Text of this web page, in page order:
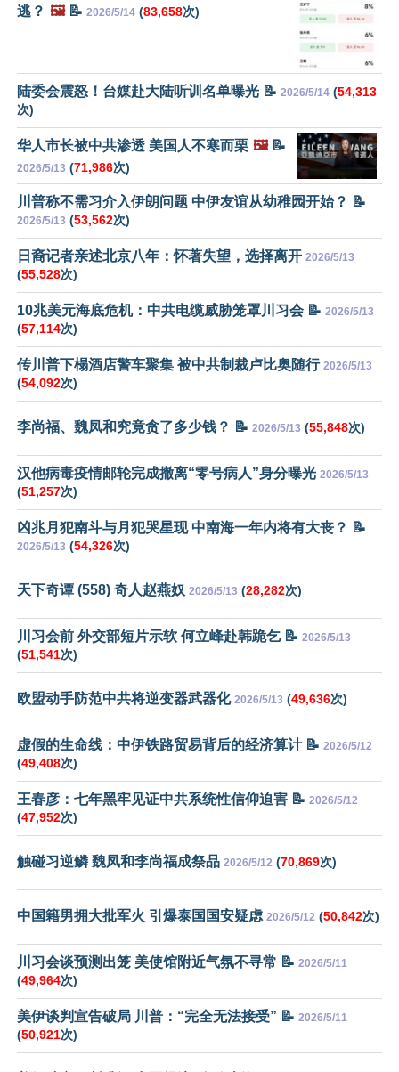
逃？ 🖼️📝 2026/5/14 (83,658次)
陆委会震怒！台媒赴大陆听训名单曝光 📝 2026/5/14 (54,313
次)
华人市长被中共渗透 美国人不寒而栗 🖼️📝
2026/5/13 (71,986次)
川普称不需习介入伊朗问题 中伊友谊从幼稚园开始？ 📝
2026/5/13 (53,562次)
日裔记者亲述北京八年：怀著失望，选择离开 2026/5/13
(55,528次)
10兆美元海底危机：中共电缆威胁笼罩川习会 📝 2026/5/13
(57,114次)
传川普下榻酒店警车聚集 被中共制裁卢比奥随行 2026/5/13
(54,092次)
李尚福、魏凤和究竟贪了多少钱？ 📝 2026/5/13 (55,848次)
汉他病毒疫情邮轮完成撤离“零号病人”身分曝光 2026/5/13
(51,257次)
凶兆月犯南斗与月犯哭星现 中南海一年内将有大丧？ 📝
2026/5/13 (54,326次)
天下奇谭 (558) 奇人赵燕奴 2026/5/13 (28,282次)
川习会前 外交部短片示软 何立峰赴韩跪乞 📝 2026/5/13
(51,541次)
欧盟动手防范中共将逆变器武器化 2026/5/13 (49,636次)
虚假的生命线：中伊铁路贸易背后的经济算计 📝 2026/5/12
(49,408次)
王春彦：七年黑牢见证中共系统性信仰迫害 📝 2026/5/12
(47,952次)
触碰习逆鳞 魏凤和李尚福成祭品 2026/5/12 (70,869次)
中国籍男拥大批军火 引爆泰国国安疑虑 2026/5/12 (50,842次)
川习会谈预测出笼 美使馆附近气氛不寻常 📝 2026/5/11
(49,964次)
美伊谈判宣告破局 川普：“完全无法接受” 📝 2026/5/11
(50,921次)